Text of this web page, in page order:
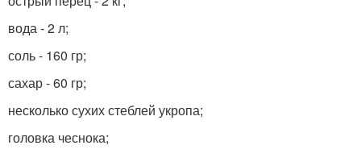
вода - 2 л;
соль - 160 гр;
сахар - 60 гр;
несколько сухих стеблей укропа;
головка чеснока;